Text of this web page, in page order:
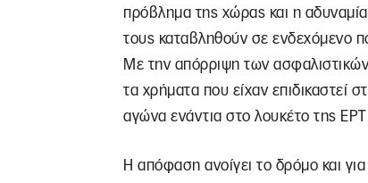
πρόβλημα της χώρας και η
τους καταβληθούν σε ενδεχόμενο
Με την απόρριψη των
τα χρήματα που είχαν επιδικαστεί
αγώνα ενάντια στο λουκέτο της
Η απόφαση ανοίγει το δρόμο και